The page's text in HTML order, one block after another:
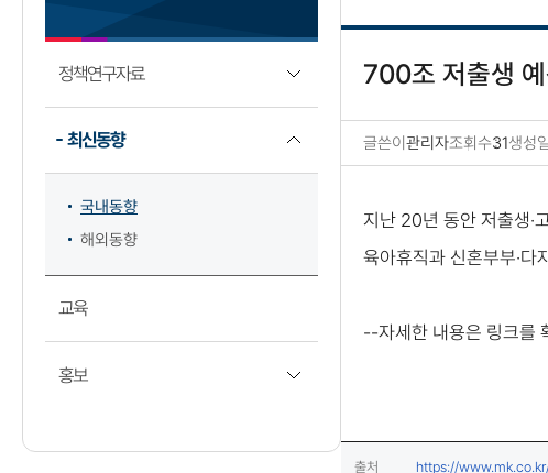
정책연구자료
최신동향
국내동향
해외동향
교육
홍보
700조 저출생
글쓴이관리자조회수31생성
지난 20년 동안 저출생·
육아휴직과 신혼부부·다
--자세한 내용은 링크를
출처 https://